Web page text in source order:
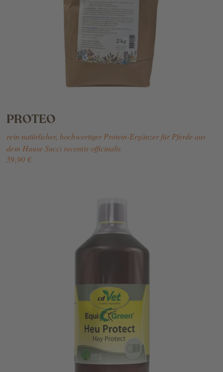
PROTEO
rein natürlicher, hochwertiger Protein-Ergänzer für Pferde aus
dem Hause Succi recentis officinalis
59,90 €